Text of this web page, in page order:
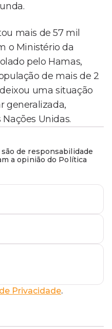
mais de 57 mil
o Ministério da
pelo Hamas,
de mais de 2
uma situação
generalizada,
Unidas.
de responsabilidade
a opinião do Política
Privacidade.